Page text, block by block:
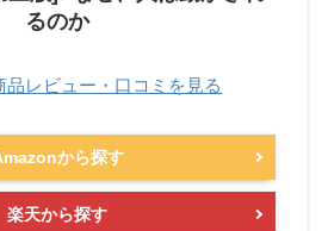
るのか
品レビュー・口コミを見る
から探す
楽天から探す